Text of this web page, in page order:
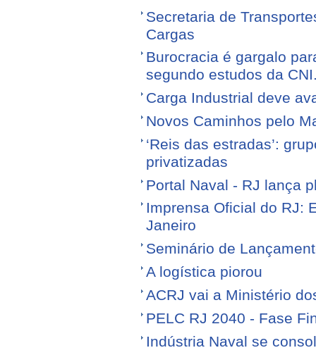
Secretaria de
Cargas
Burocracia é gargalo
segundo estudos da
Carga Industrial deve
Novos Caminhos pelo
‘Reis das estradas’:
privatizadas
Portal Naval - RJ lança
Imprensa Oficial do RJ:
Janeiro
Seminário de
A logística piorou
ACRJ vai a Ministério
PELC RJ 2040 - Fase
Indústria Naval se